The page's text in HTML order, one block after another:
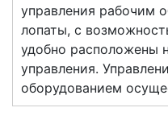
управления рабочим
лопаты, с
удобно расположены
управления.
оборудованием